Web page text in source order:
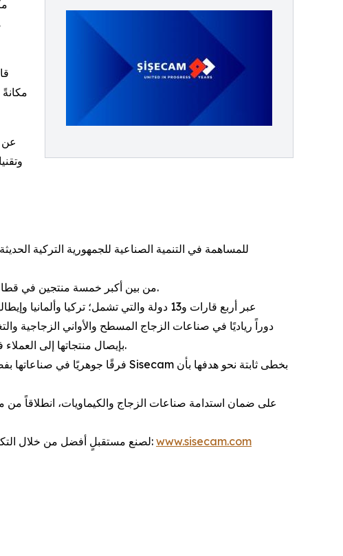
تصنف شركة Sisecam من بين أكبر خمسة منتجين في قطاعات الزجاج بيد أنها الشركة العالمية الوحيدة التي تعمل في جميع المجالات الأساسية لإنتاج الزجاج.
التدوير. تقوم Sisecam بإيصال منتجاتها إلى العملاء في أكثر من 150 دولة عبر سلسلة توريد قوية من خلال وضع الابتكار والتكنولوجيا في مركز أعمالها.
تسعى Sisecam لصنع مستقبلٍ أفضل من خلال التكنولوجيا والابتكار، وتواصل كتابة فصول قصّة تقدمها بالتعاون مع كافة أطراف منظومتها التشغيلية. للمزيد: www.sisecam.com